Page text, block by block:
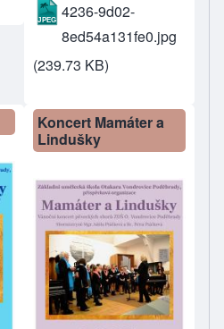
4236-9d02-
8ed54a131fe0.jpg
(239.73 KB)
Koncert Mamáter a
Lindušky